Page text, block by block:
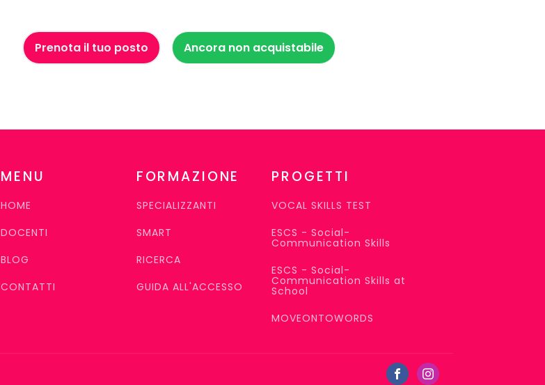
Prenota il tuo posto Ancora non acquistabile
MENU
HOME
DOCENTI
BLOG
CONTATTI
FORMAZIONE
SPECIALIZZANTI
SMART
RICERCA
GUIDA ALL'ACCESSO
PROGETTI
VOCAL SKILLS TEST
ESCS - Social-
Communication Skills
ESCS - Social-
Communication Skills at
School
MOVEONTOWORDS